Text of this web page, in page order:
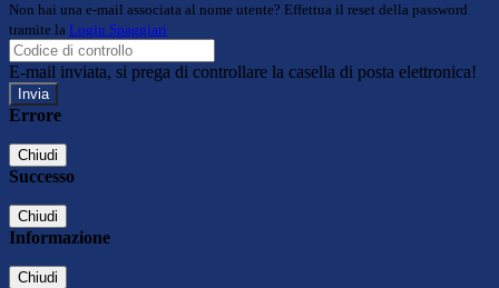
Non hai una e-mail associata al nome utente? Effettua il reset della password
tramite la Login Spaggiari
E-mail inviata, si prega di controllare la casella di posta elettronica!
Errore
Chiudi
Successo
Chiudi
Informazione
Chiudi